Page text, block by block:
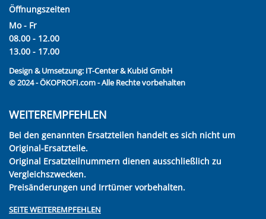
Öffnungszeiten
Mo - Fr
08.00 - 12.00
13.00 - 17.00
Design & Umsetzung: IT-Center & Kubid GmbH
© 2024 - ÖKOPROFI.com - Alle Rechte vorbehalten
WEITEREMPFEHLEN
Bei den genannten Ersatzteilen handelt es sich nicht um
Original-Ersatzteile.
Original Ersatzteilnummern dienen ausschließlich zu
Vergleichszwecken.
Preisänderungen und Irrtümer vorbehalten.
SEITE WEITEREMPFEHLEN